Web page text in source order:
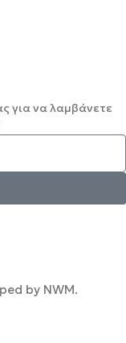
για να λαμβάνετε
by NWM.